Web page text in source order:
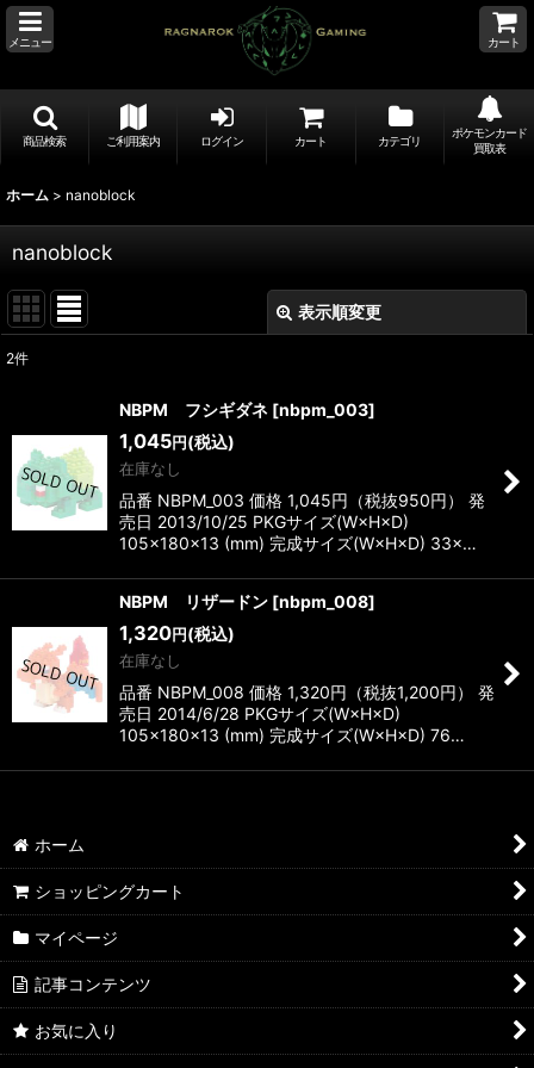
メニュー カート
商品検索 ご利用案内 ログイン カート カテゴリ
ポケモンカード
買取表
ホーム > nanoblock
nanoblock
表示順変更
並び順:
絞り込む
2件
NBPM フシギダネ [nbpm_003]
1,045円 (税込)
在庫なし
品番 NBPM_003 価格 1,045円（税抜950円） 発
売日 2013/10/25 PKGサイズ(W×H×D)
105×180×13 (mm) 完成サイズ(W×H×D) 33×…
NBPM リザードン [nbpm_008]
1,320円 (税込)
在庫なし
品番 NBPM_008 価格 1,320円（税抜1,200円） 発
売日 2014/6/28 PKGサイズ(W×H×D)
105×180×13 (mm) 完成サイズ(W×H×D) 76…
ホーム
ショッピングカート
マイページ
記事コンテンツ
お気に入り